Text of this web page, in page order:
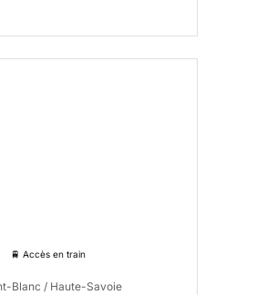
🚆 Accès en train
Blanc / Haute-Savoie